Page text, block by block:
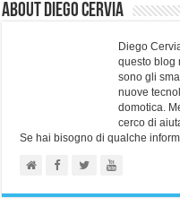
About Diego Cervia
Diego
questo blog
sono gli
nuove
domotica.
cerco di
Se hai bisogno di qualche